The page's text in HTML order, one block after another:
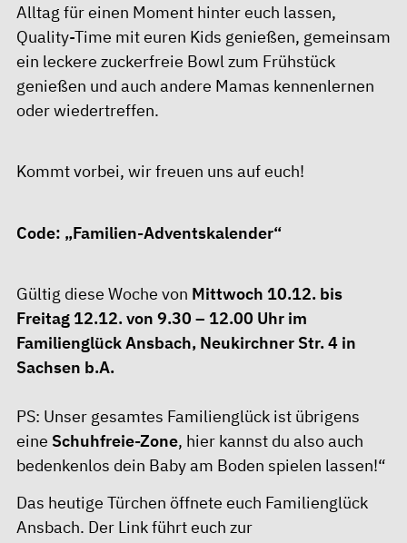
Alltag für einen Moment hinter euch lassen,
Quality-Time mit euren Kids genießen, gemeinsam
ein leckere zuckerfreie Bowl zum Frühstück
genießen und auch andere Mamas kennenlernen
oder wiedertreffen.
Kommt vorbei, wir freuen uns auf euch!
Code: „Familien-Adventskalender“
Gültig diese Woche von Mittwoch 10.12. bis
Freitag 12.12. von 9.30 – 12.00 Uhr im
Familienglück Ansbach, Neukirchner Str. 4 in
Sachsen b.A.
PS: Unser gesamtes Familienglück ist übrigens
eine Schuhfreie-Zone, hier kannst du also auch
bedenkenlos dein Baby am Boden spielen lassen!“
Das heutige Türchen öffnete euch Familienglück
Ansbach. Der Link führt euch zur